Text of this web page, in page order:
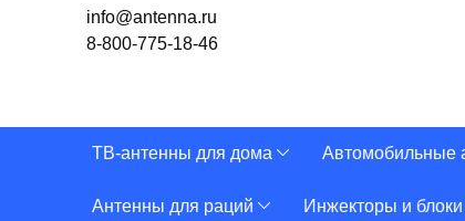
info@antenna.ru
8-800-775-18-46
ТВ-антенны для дома Автомобильные
Антенны для раций Инжекторы и